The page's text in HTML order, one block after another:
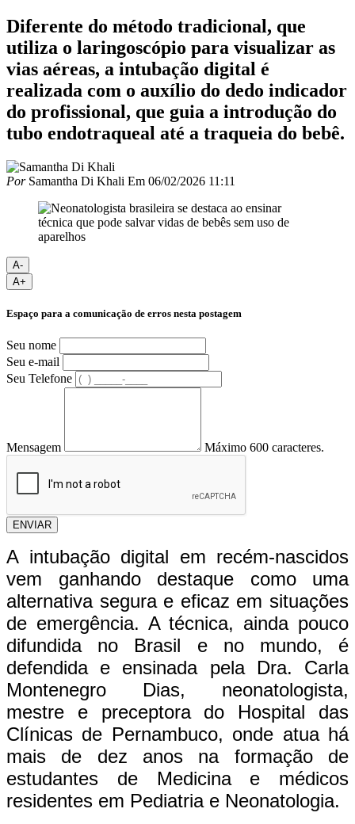
Diferente do método tradicional, que
utiliza o laringoscópio para visualizar as
vias aéreas, a intubação digital é
realizada com o auxílio do dedo indicador
do profissional, que guia a introdução do
tubo endotraqueal até a traqueia do bebê.
PorSamantha Di Khali Em 06/02/2026 11:11
A-
A+
Espaço para a comunicação de erros nesta postagem
Seu nome
Seu e-mail
Seu Telefone
Mensagem Máximo 600 caracteres.
ENVIAR
A intubação digital em recém-nascidos
vem ganhando destaque como uma
alternativa segura e eficaz em situações
de emergência. A técnica, ainda pouco
difundida no Brasil e no mundo, é
defendida e ensinada pela Dra. Carla
Montenegro Dias, neonatologista,
mestre e preceptora do Hospital das
Clínicas de Pernambuco, onde atua há
mais de dez anos na formação de
estudantes de Medicina e médicos
residentes em Pediatria e Neonatologia.